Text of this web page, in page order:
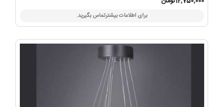
برای اطلاعات بیشترتماس بگیرید.